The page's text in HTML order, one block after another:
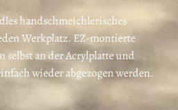
handschmeichlerisches
Werkplatz. EZ-montierte
selbst an der Acrylplatte und
wieder abgezogen werden.